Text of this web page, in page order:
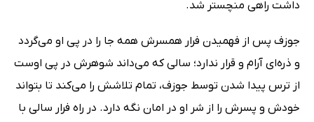
داشت راهی منچستر شد.
جوزف پس از فهمیدن فرار همسرش همه جا را در پی او می‌گردد
و ذره‌ای آرام و قرار ندارد؛ سالی که می‌داند شوهرش در پی اوست
از ترس پیدا شدن توسط جوزف، تمام تلاشش را می‌کند تا بتواند
خودش و پسرش را از شر او در امان نگه دارد. در راه فرار سالی با